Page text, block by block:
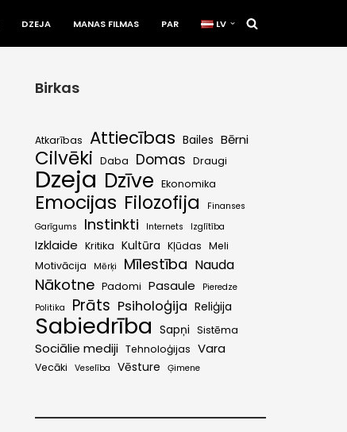
DZEJA MANAS FILMAS PAR LV
Birkas
Atkarības Attiecības Bailes Bērni
Cilvēki Daba Domas Draugi
Dzeja Dzīve Ekonomika
Emocijas Filozofija
Finanses
Garīgums
Instinkti Internets Izglītība
Izklaide Kritika Kultūra Kļūdas Meli
Motivācija
Mērķi Mīlestība Nauda
Nākotne Padomi Pasaule
Pieredze
Politika
Prāts Psiholoģija Reliģija
Sabiedrība Sapņi Sistēma
Sociālie mediji Tehnoloģijas Vara
Vecāki Veselība Vēsture Ģimene